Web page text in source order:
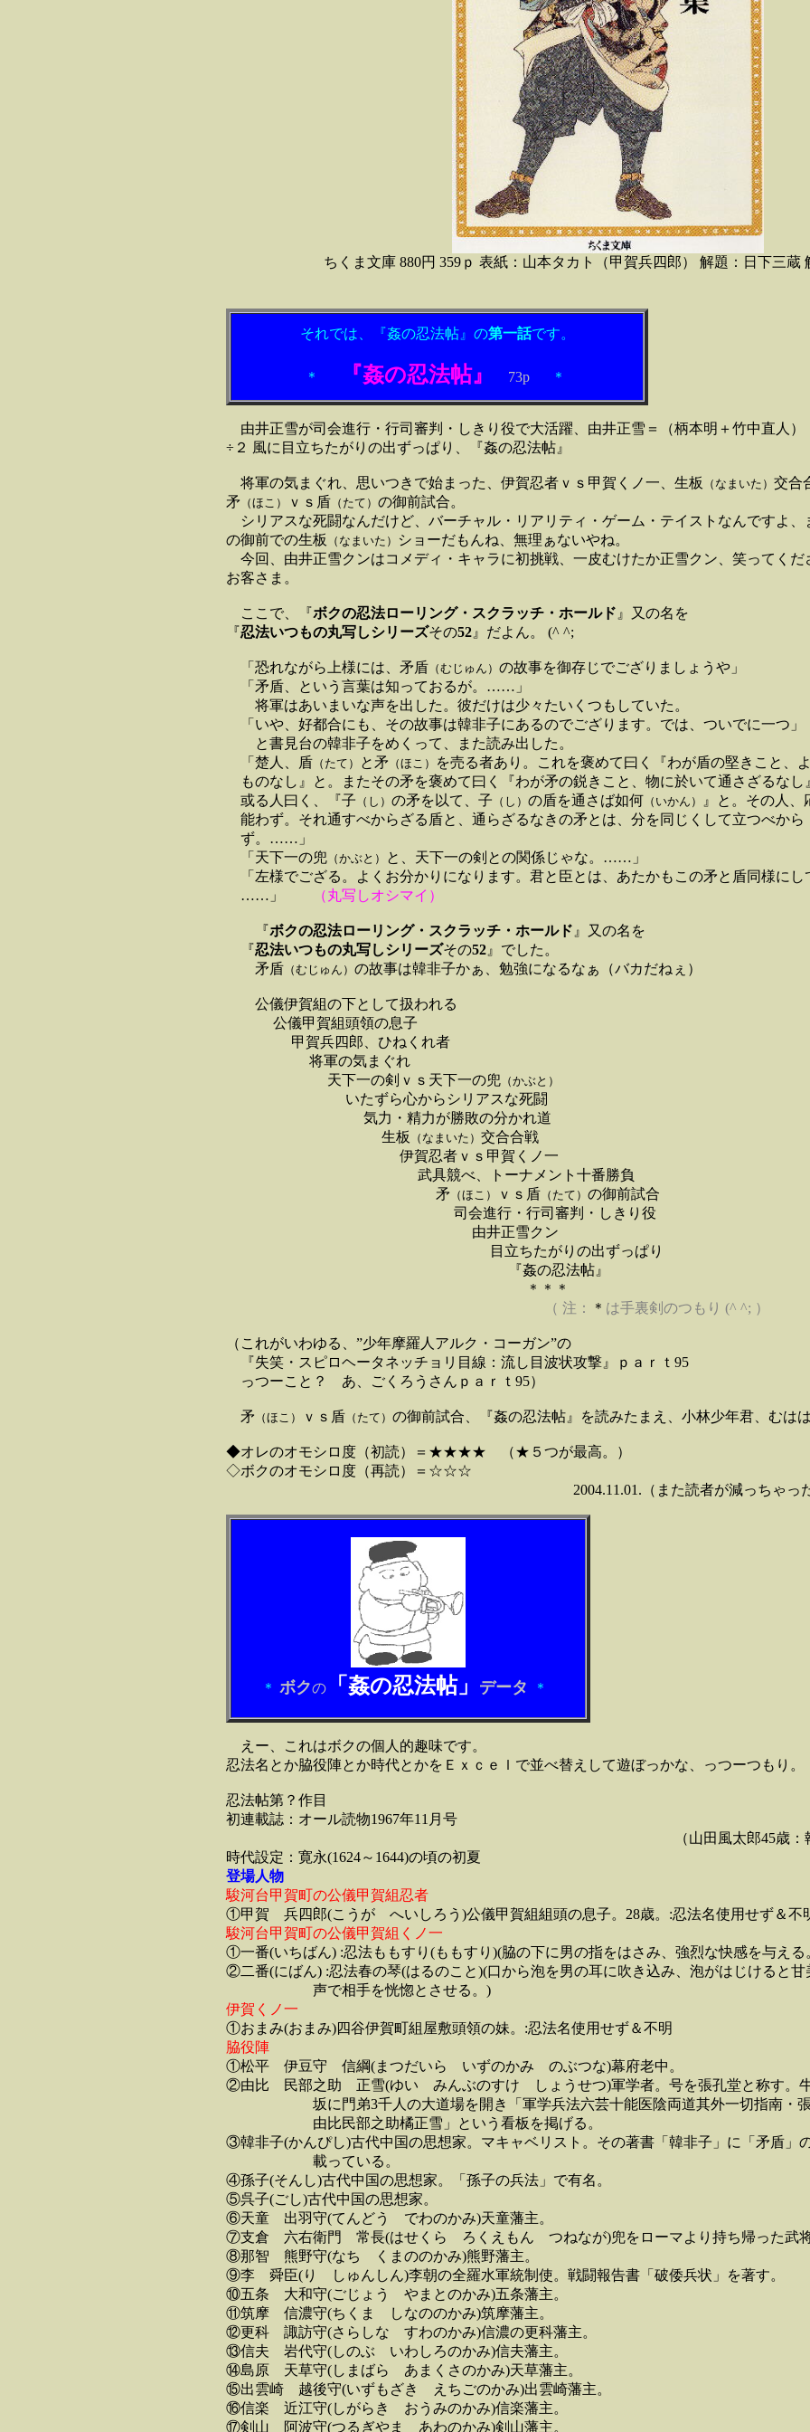
ちくま文庫 880円 359ｐ 表紙：山本タカト（甲賀兵四郎） 解題：日下三蔵
それでは、『姦の忍法帖』の第一話です。
＊ 『姦の忍法帖』 73p ＊
由井正雪が司会進行・行司審判・しきり役で大活躍、由井正雪＝（柄本明＋竹中直人）
÷２ 風に目立ちたがりの出ずっぱり、『姦の忍法帖』
将軍の気まぐれ、思いつきで始まった、伊賀忍者ｖｓ甲賀くノ一、生板 （なまいた） 交合
矛 （ほこ） ｖｓ盾 （たて） の御前試合。
シリアスな死闘なんだけど、バーチャル・リアリティ・ゲーム・テイストなんですよ、
の御前での生板
（なまいた）
ショーだもんね、無理ぁないやね。
今回、由井正雪クンはコメディ・キャラに初挑戦、一皮むけたか正雪クン、笑ってくだ
お客さま。
ここで、『ボクの忍法ローリング・スクラッチ・ホールド 』又の名を
『忍法いつもの丸写しシリーズその52 』だよん。 (^ ^;
「恐れながら上様には、矛盾 （むじゅん） の故事を御存じでござりましょうや」
「矛盾、という言葉は知っておるが。……」
将軍はあいまいな声を出した。彼だけは少々たいくつもしていた。
「いや、好都合にも、その故事は韓非子にあるのでござります。では、ついでに一つ」
と書見台の韓非子をめくって、また読み出した。
「楚人、盾 （たて） と矛 （ほこ）
を売る者あり。これを褒めて曰く『わが盾の堅きこと、
ものなし』と。またその矛を褒めて曰く『わが矛の鋭きこと、物に於いて通さざるなし
或る人曰く、『子 （し） の矛を以て、子 （し） の盾を通さば如何 （いかん）
』と。その人、
能わず。それ通すべからざる盾と、通らざるなきの矛とは、分を同じくして立つべから
ず。……」
「天下一の兜 （かぶと）
と、天下一の剣との関係じゃな。……」
「左様でござる。よくお分かりになります。君と臣とは、あたかもこの矛と盾同様にし
……」
（丸写しオシマイ）
『ボクの忍法ローリング・スクラッチ・ホールド 』
又の名を
『忍法いつもの丸写しシリーズその52 』でした 。
矛盾 （むじゅん） の故事は韓非子かぁ、勉強になるなぁ（バカだねぇ）
公儀伊賀組の下として扱われる
公儀甲賀組頭領の息子
甲賀兵四郎、ひねくれ者
将軍の気まぐれ
天下一の剣ｖｓ天下一の兜 （かぶと）
いたずら心からシリアスな死闘
気力・精力が勝敗の分かれ道
生板
（なまいた） 交合合戦
伊賀忍者ｖｓ甲賀くノ一
武具競べ、トーナメント十番勝負
矛 （ほこ） ｖｓ盾 （たて） の御前試合
司会進行・行司審判・しきり役
由井正雪クン
目立ちたがりの出ずっぱり
『姦の忍法帖』
＊＊＊
（ 注：
＊ は手裏剣のつもり (^ ^; ）
（これがいわゆる、”少年摩羅人アルク・コーガン”の
『失笑・スピロヘータネッチョリ目線：流し目波状攻撃』ｐａｒｔ95
っつーこと？ あ、ごくろうさんｐａｒｔ95）
矛 （ほこ） ｖｓ盾 （たて） の御前試合、『姦の忍法帖』 を読みたまえ、小林少年君、むは
◆オレのオモシロ度（初読）＝★★★★ （★５つが最高。）
◇ボクのオモシロ度（再読）＝☆☆☆
2004.11.01.（また読者が減っちゃったか
＊ ボクの 「姦の忍法帖」 データ ＊
えー、これはボクの個人的趣味です。
忍法名とか脇役陣とか時代とかをＥｘｃｅｌで並べ替えして遊ぼっかな、っつーつもり。
忍法帖第？作目
初連載誌：オール読物1967年11月号
（山田風太郎45歳：執筆
時代設定：寛永(1624～1644)の頃の初夏
登場人物
駿河台甲賀町の公儀甲賀組忍者
①甲賀 兵四郎(こうが へいしろう)公儀甲賀組組頭の息子。28歳。:忍法名使用せず＆不
駿河台甲賀町の公儀甲賀組くノ一
①一番(いちばん) :忍法ももすり(ももすり)(脇の下に男の指をはさみ、強烈な快感を与える
②二番(にばん) :忍法春の琴(はるのこと)(口から泡を男の耳に吹き込み、泡がはじけると甘
声で相手を恍惚とさせる。)
伊賀くノ一
①おまみ(おまみ)四谷伊賀町組屋敷頭領の妹。:忍法名使用せず＆不明
脇役陣
①松平 伊豆守 信綱(まつだいら いずのかみ のぶつな)幕府老中。
②由比 民部之助 正雪(ゆい みんぶのすけ しょうせつ)軍学者。号を張孔堂と称す。
坂に門弟3千人の大道場を開き「軍学兵法六芸十能医陰両道其外一切指南・
由比民部之助橘正雪」という看板を掲げる。
③韓非子(かんぴし)古代中国の思想家。マキャベリスト。その著書「韓非子」に「矛盾」
載っている。
④孫子(そんし)古代中国の思想家。「孫子の兵法」で有名。
⑤呉子(ごし)古代中国の思想家。
⑥天童 出羽守(てんどう でわのかみ)天童藩主。
⑦支倉 六右衛門 常長(はせくら ろくえもん つねなが)兜をローマより持ち帰った武
⑧那智 熊野守(なち くまののかみ)熊野藩主。
⑨李 舜臣(り しゅんしん)李朝の全羅水軍統制使。戦闘報告書「破倭兵状」を著す。
⑩五条 大和守(ごじょう やまとのかみ)五条藩主。
⑪筑摩 信濃守(ちくま しなののかみ)筑摩藩主。
⑫更科 諏訪守(さらしな すわのかみ)信濃の更科藩主。
⑬信夫 岩代守(しのぶ いわしろのかみ)信夫藩主。
⑭島原 天草守(しまばら あまくさのかみ)天草藩主。
⑮出雲崎 越後守(いずもざき えちごのかみ)出雲崎藩主。
⑯信楽 近江守(しがらき おうみのかみ)信楽藩主。
⑰剣山 阿波守(つるぎやま あわのかみ)剣山藩主。